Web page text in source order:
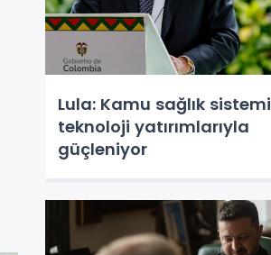
Lula: Kamu sağlık sistemi
teknoloji yatırımlarıyla
güçleniyor